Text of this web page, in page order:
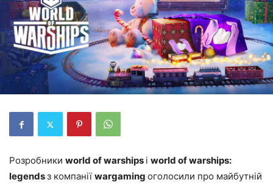
Розробники world of warships і world of warships:
legendsз компанії wargaming оголосили про майбутній